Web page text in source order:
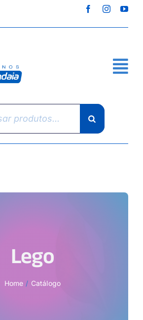
Lego
Home Catálogo